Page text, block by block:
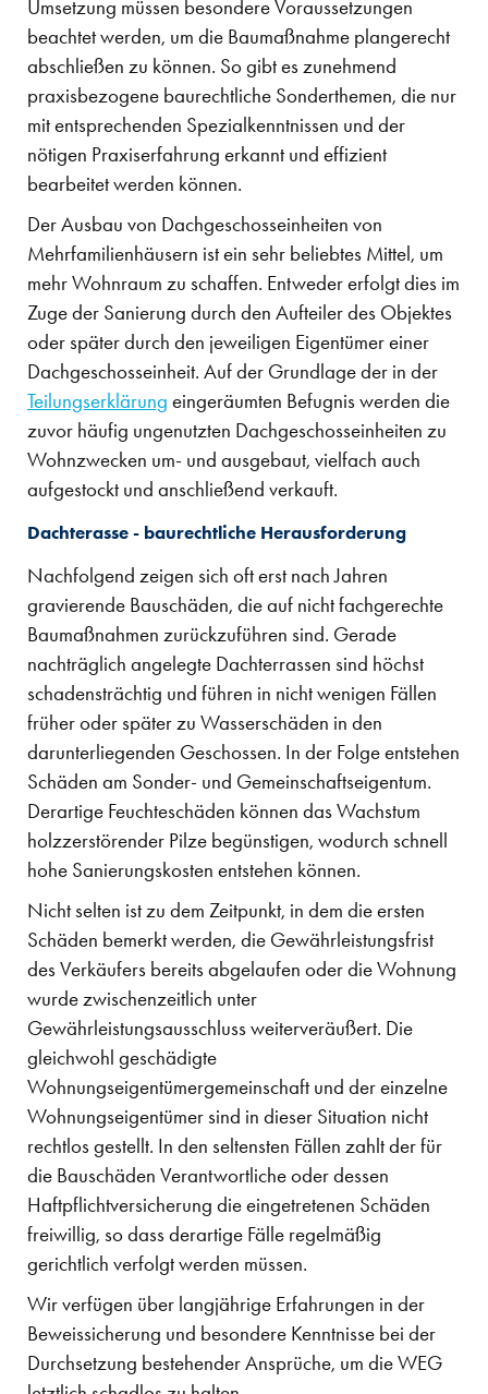
Umsetzung müssen besondere Voraussetzungen
beachtet werden, um die Baumaßnahme plangerecht
abschließen zu können. So gibt es zunehmend
praxisbezogene baurechtliche Sonderthemen, die nur
mit entsprechenden Spezialkenntnissen und der
nötigen Praxiserfahrung erkannt und effizient
bearbeitet werden können.
Der Ausbau von Dachgeschosseinheiten von
Mehrfamilienhäusern ist ein sehr beliebtes Mittel, um
mehr Wohnraum zu schaffen. Entweder erfolgt dies im
Zuge der Sanierung durch den Aufteiler des Objektes
oder später durch den jeweiligen Eigentümer einer
Dachgeschosseinheit. Auf der Grundlage der in der
Teilungserklärung eingeräumten Befugnis werden die
zuvor häufig ungenutzten Dachgeschosseinheiten zu
Wohnzwecken um- und ausgebaut, vielfach auch
aufgestockt und anschließend verkauft.
Dachterasse - baurechtliche Herausforderung
Nachfolgend zeigen sich oft erst nach Jahren
gravierende Bauschäden, die auf nicht fachgerechte
Baumaßnahmen zurückzuführen sind. Gerade
nachträglich angelegte Dachterrassen sind höchst
schadensträchtig und führen in nicht wenigen Fällen
früher oder später zu Wasserschäden in den
darunterliegenden Geschossen. In der Folge entstehen
Schäden am Sonder- und Gemeinschaftseigentum.
Derartige Feuchteschäden können das Wachstum
holzzerstörender Pilze begünstigen, wodurch schnell
hohe Sanierungskosten entstehen können.
Nicht selten ist zu dem Zeitpunkt, in dem die ersten
Schäden bemerkt werden, die Gewährleistungsfrist
des Verkäufers bereits abgelaufen oder die Wohnung
wurde zwischenzeitlich unter
Gewährleistungsausschluss weiterveräußert. Die
gleichwohl geschädigte
Wohnungseigentümergemeinschaft und der einzelne
Wohnungseigentümer sind in dieser Situation nicht
rechtlos gestellt. In den seltensten Fällen zahlt der für
die Bauschäden Verantwortliche oder dessen
Haftpflichtversicherung die eingetretenen Schäden
freiwillig, so dass derartige Fälle regelmäßig
gerichtlich verfolgt werden müssen.
Wir verfügen über langjährige Erfahrungen in der
Beweissicherung und besondere Kenntnisse bei der
Durchsetzung bestehender Ansprüche, um die WEG